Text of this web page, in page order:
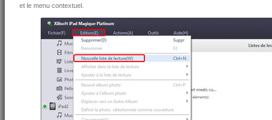
et le menu contextuel.